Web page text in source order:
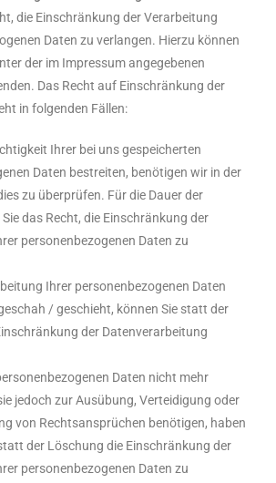
die Einschränkung der Verarbeitung
Daten zu verlangen. Hierzu können
der im Impressum angegebenen
Das Recht auf Einschränkung der
in folgenden Fällen:
Ihrer bei uns gespeicherten
Daten bestreiten, benötigen wir in der
zu überprüfen. Für die Dauer der
das Recht, die Einschränkung der
personenbezogenen Daten zu
Ihrer personenbezogenen Daten
/ geschieht, können Sie statt der
der Datenverarbeitung
Daten nicht mehr
jedoch zur Ausübung, Verteidigung oder
von Rechtsansprüchen benötigen, haben
der Löschung die Einschränkung der
personenbezogenen Daten zu